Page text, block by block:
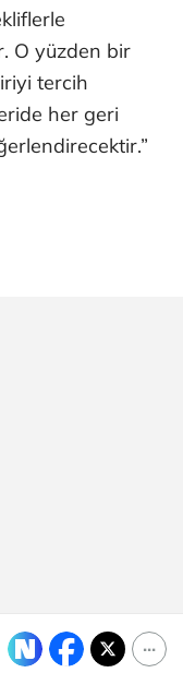
O yüzden bir
tercih
her geri